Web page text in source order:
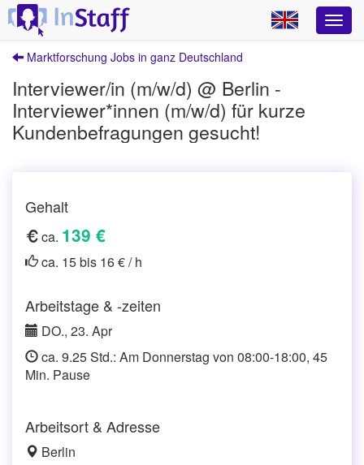
Marktforschung Jobs in ganz Deutschland
Interviewer/in (m/w/d) @ Berlin -
Interviewer*innen (m/w/d) für kurze
Kundenbefragungen gesucht!
Gehalt
ca. 139 €
ca. 15 bis 16 € / h
Arbeitstage & -zeiten
DO., 23. Apr
ca. 9.25 Std.: Am Donnerstag von 08:00-18:00, 45
Min. Pause
Arbeitsort & Adresse
Berlin